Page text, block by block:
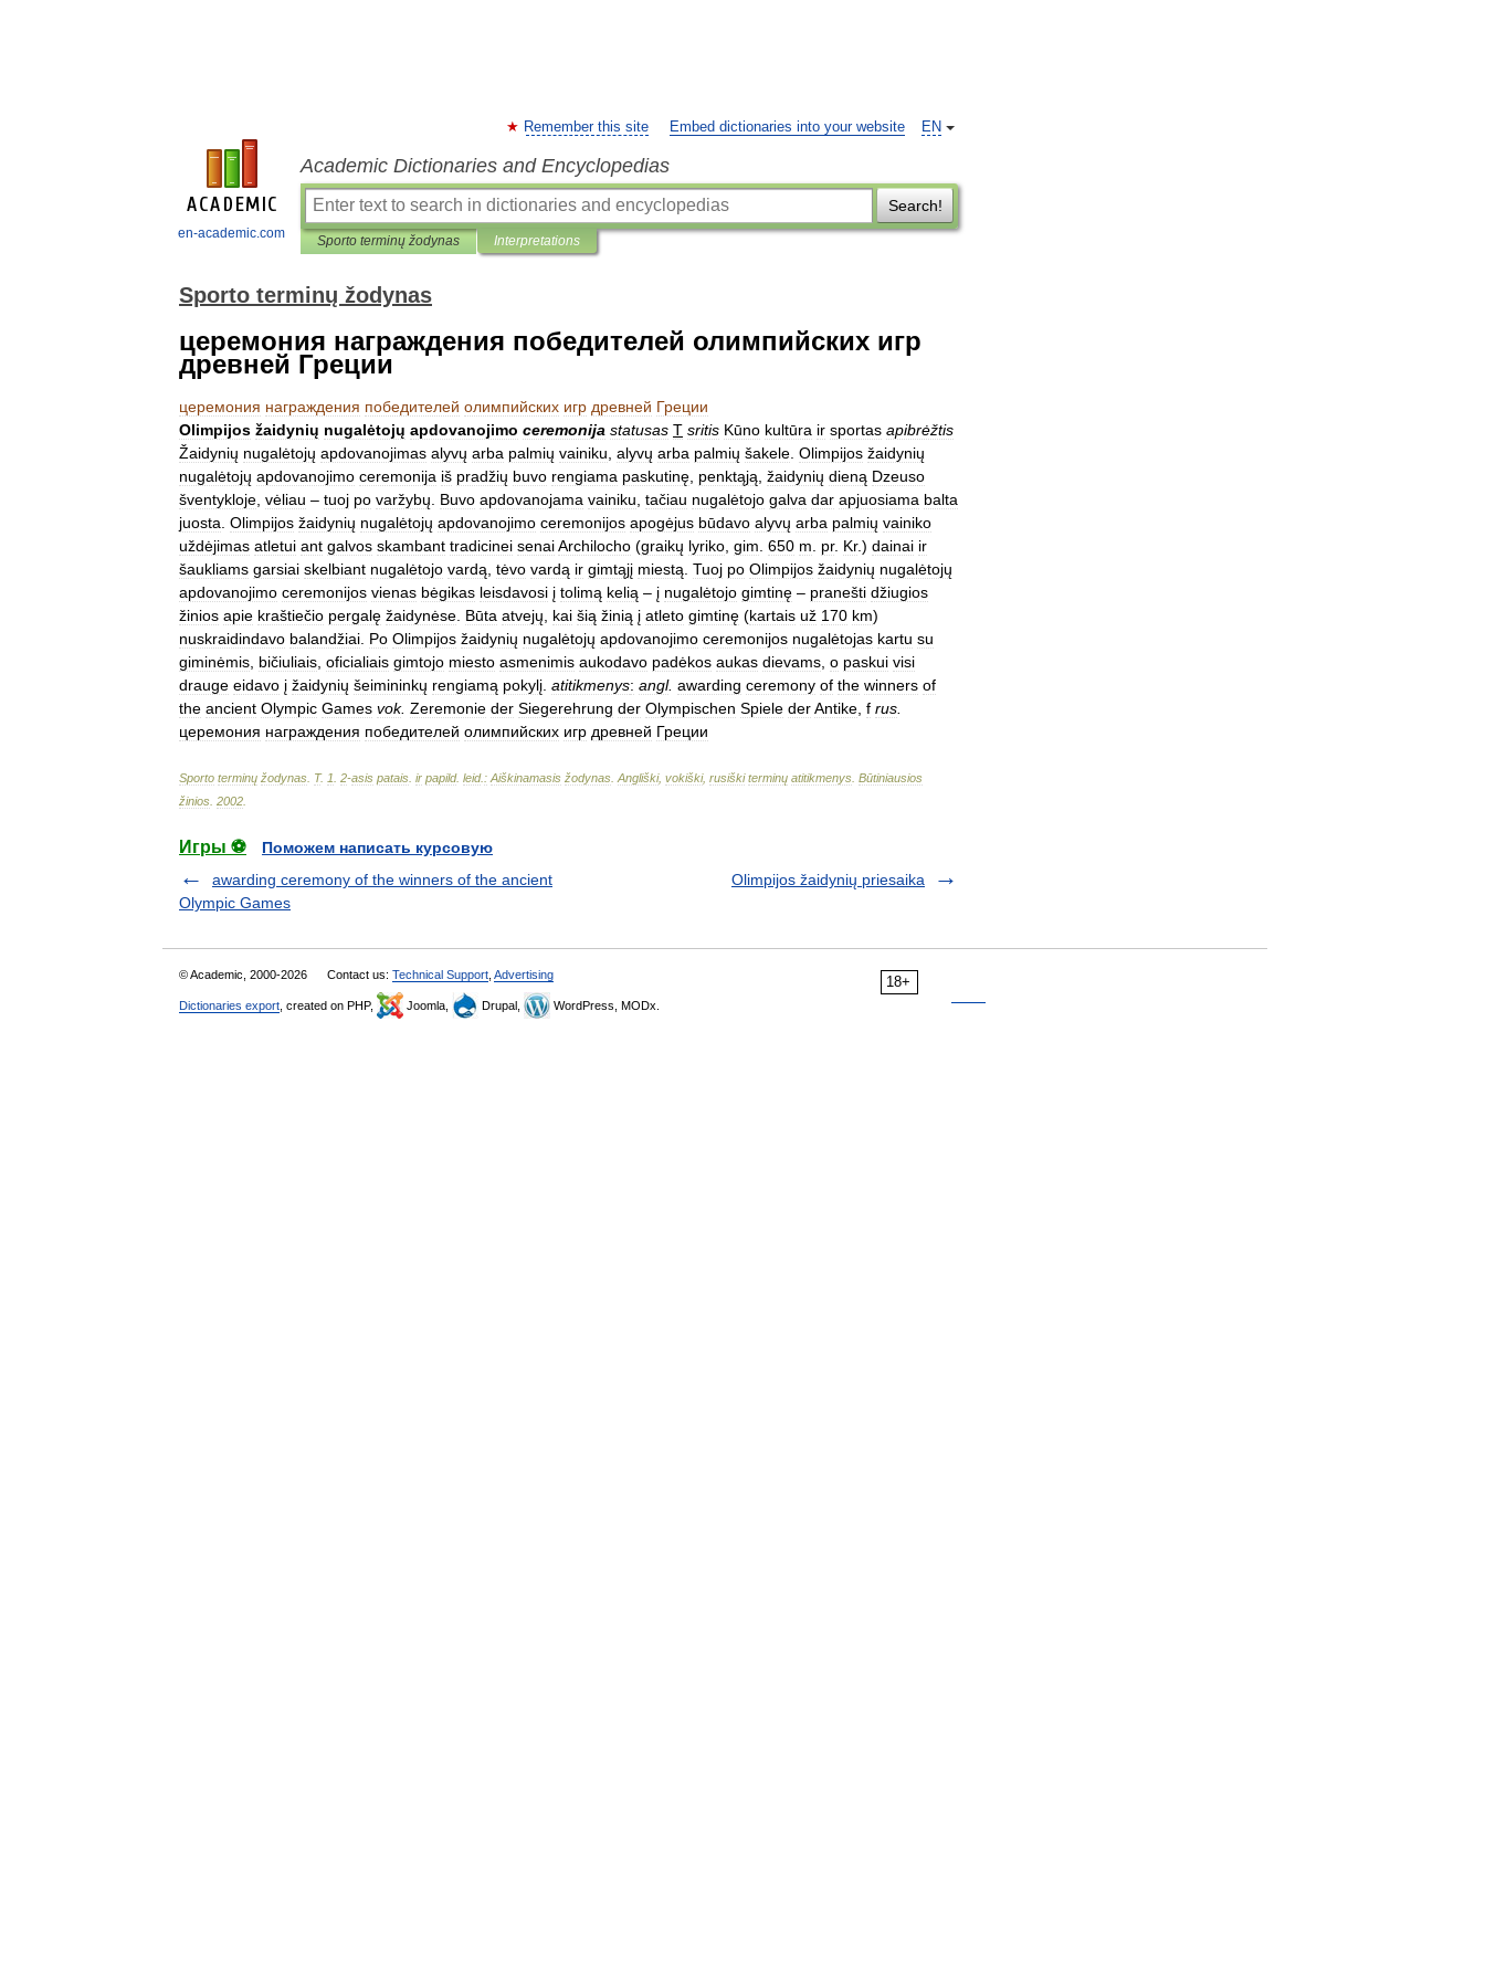
en-academic.com
EN
Remember this site Embed dictionaries into your website
Academic Dictionaries and Encyclopedias
Search!
Sporto terminų žodynas Interpretations
Sporto terminų žodynas
церемония награждения победителей олимпийскиx игр
древней Греции
церемония награждения победителей олимпийскиx игр древней Греции
Olimpijos žaidynių nugalėtojų apdovanojimo ceremonija statusas T sritis Kūno kultūra ir sportas apibrėžtis
Žaidynių nugalėtojų apdovanojimas alyvų arba palmių vainiku alyvų arba palmių šakele Olimpijos žaidynių
nugalėtojų apdovanojimo ceremonija iš pradžių buvo rengiama paskutinę penktąją žaidynių dieną Dzeuso
šventykloje vėliau – tuoj po varžybų Buvo apdovanojama vainiku tačiau nugalėtojo galva dar apjuosiama balta
juosta Olimpijos žaidynių nugalėtojų apdovanojimo ceremonijos apogėjus būdavo alyvų arba palmių vainiko
uždėjimas atletui ant galvos skambant tradicinei senaiArchilocho (graikų lyriko gim 650 m pr. Kr.) dainai ir
šaukliams garsiai skelbiant nugalėtojo vardą tėvo vardą ir gimtąjį miestą Tuoj po Olimpijos žaidynių nugalėtojų
apdovanojimo ceremonijos vienas bėgikas leisdavosi į tolimą kelią – į nugalėtojo gimtinę – pranešti džiugios
žinios apie kraštiečio pergalę žaidynėse Būta atvejų kai šią žinią į atleto gimtinę (kartais už 170 km)
nuskraidindavo balandžiai Po Olimpijos žaidynių nugalėtojų apdovanojimo ceremonijos nugalėtojas kartu su
giminėmis bičiuliais oficialiais gimtojo miesto asmenimis aukodavo padėkos aukas dievams o paskui visi
drauge eidavo į žaidynių šeimininkų rengiamą pokylį atitikmenys: angl. awarding ceremony of the winners of
the ancient Olympic Games vok. Zeremonie der Siegerehrung der Olympischen Spiele derAntike f rus
церемония награждения победителей олимпийскиx игр древней Греции
Sporto terminų žodynas T. 1 2-asis patais ir papild. leid. : Aiškinamasis žodynas Angliški, vokiški, rusiški terminų atitikmenys Būtiniausios
žinios 2002
Игры ⚽
Поможем написать курсовую
awarding ceremony of the winners of the ancient
Olympic Games
Olimpijos žaidynių priesaika
18+
© Academic, 2000-2026 Contact us: Technical Support Advertising
Dictionaries export , created on PHP, Joomla, Drupal, WordPress, MODx.